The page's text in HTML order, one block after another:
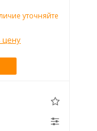
уточняйте
цену